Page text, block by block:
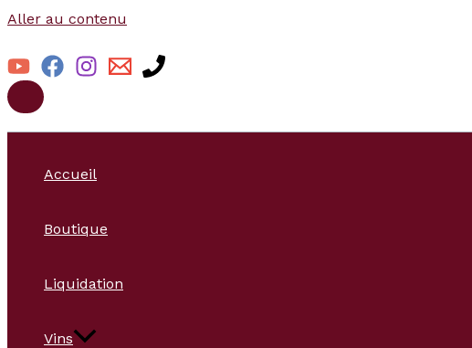
Aller au contenu
Accueil
Boutique
Liquidation
Vins